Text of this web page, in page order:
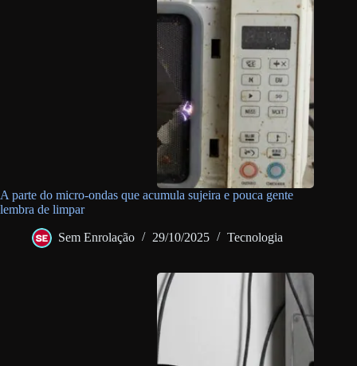
A parte do micro-ondas que acumula sujeira e pouca gente
lembra de limpar
Sem Enrolação 29/10/2025 Tecnologia